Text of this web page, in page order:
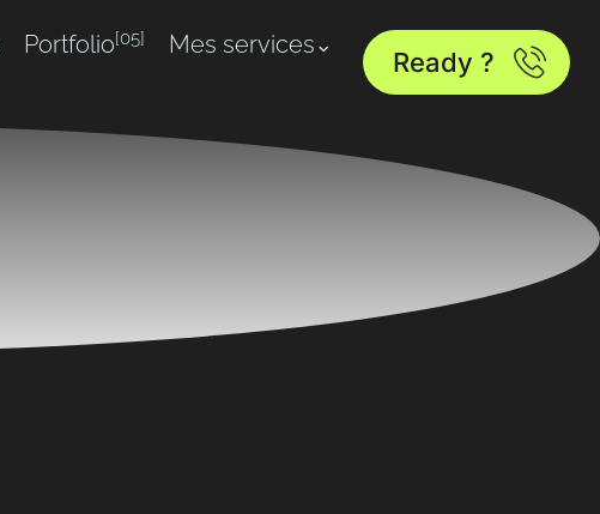
Portfolio[05] Mes services
Ready ?